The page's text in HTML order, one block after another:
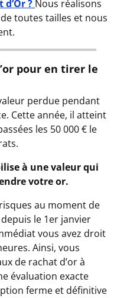
? Nous réalisons
toutes tailles et nous
pour en tirer le
perdue pendant
Cette année, il atteint
les 50 000 € le
à une valeur qui
votre or.
au moment de
le 1er janvier
vous avez droit
Ainsi, vous
de rachat d’or à
évaluation exacte
ferme et définitive